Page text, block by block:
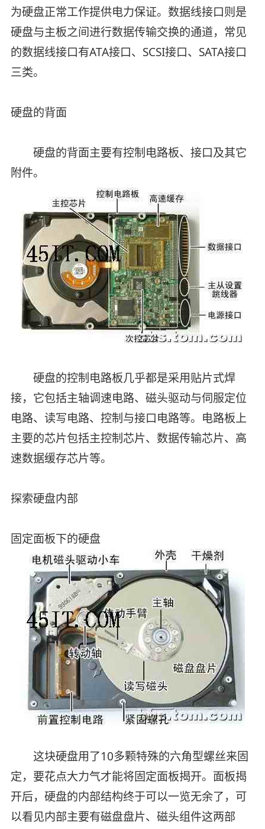
为硬盘正常工作提供电力保证。数据线接口则是
硬盘与主板之间进行数据传输交换的通道，常见
的数据线接口有ATA接口、SCSI接口、SATA接口
三类。
硬盘的背面
硬盘的背面主要有控制电路板、接口及其它
附件。
硬盘的控制电路板几乎都是采用贴片式焊
接，它包括主轴调速电路、磁头驱动与伺服定位
电路、读写电路、控制与接口电路等。电路板上
主要的芯片包括主控制芯片、数据传输芯片、高
速数据缓存芯片等。
探索硬盘内部
固定面板下的硬盘
这块硬盘用了10多颗特殊的六角型螺丝来固
定，要花点大力气才能将固定面板揭开。面板揭
开后，硬盘的内部结构终于可以一览无余了，可
以看见内部主要有磁盘盘片、磁头组件这两部